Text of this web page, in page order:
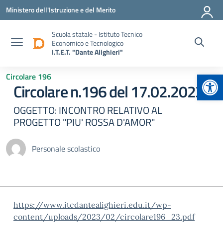
Vai ai contenuti
Vai al menu di navigazione
Vai al footer
Ministero dell'Istruzione e del Merito
Scuola statale - Istituto Tecnico
Economico e Tecnologico
I.T.E.T. "Dante Alighieri"
Circolare 196
Circolare n.196 del 17.02.2023
OGGETTO: INCONTRO RELATIVO AL
PROGETTO "PIU' ROSSA D'AMOR"
Personale scolastico
https://www.itcdantealighieri.edu.it/wp-
content/uploads/2023/02/circolare196_23.pdf